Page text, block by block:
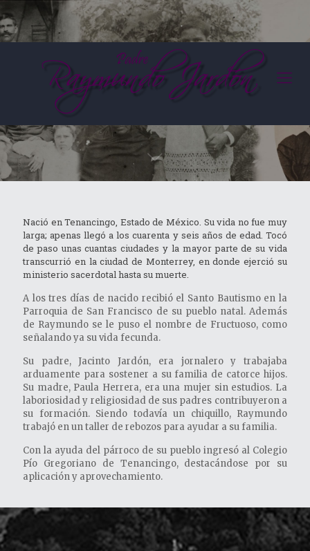
Infancia
Nació en Tenancingo, Estado de México. Su vida no fue muy
larga; apenas llegó a los cuarenta y seis años de edad. Tocó
de paso unas cuantas ciudades y la mayor parte de su vida
transcurrió en la ciudad de Monterrey, en donde ejerció su
ministerio sacerdotal hasta su muerte.
A los tres días de nacido recibió el Santo Bautismo en la
Parroquia de San Francisco de su pueblo natal. Además
de Raymundo se le puso el nombre de Fructuoso, como
señalando ya su vida fecunda.
Su padre, Jacinto Jardón, era jornalero y trabajaba
arduamente para sostener a su familia de catorce hijos.
Su madre, Paula Herrera, era una mujer sin estudios. La
laboriosidad y religiosidad de sus padres contribuyeron a
su formación. Siendo todavía un chiquillo, Raymundo
trabajó en un taller de rebozos para ayudar a su familia.
Con la ayuda del párroco de su pueblo ingresó al Colegio
Pío Gregoriano de Tenancingo, destacándose por su
aplicación y aprovechamiento.